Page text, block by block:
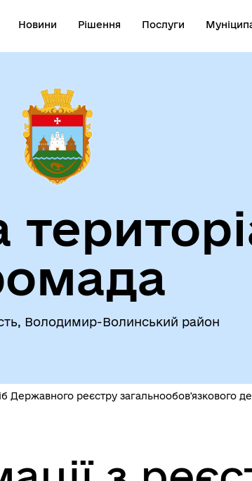
Новини Рішення Послуги
Володимир-Волинський район
Державного реєстру загальнообов'язкового